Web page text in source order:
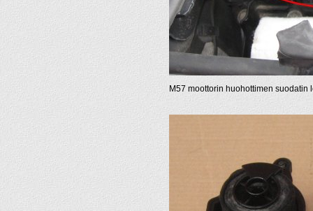
M57 moottorin huohottimen suodatin